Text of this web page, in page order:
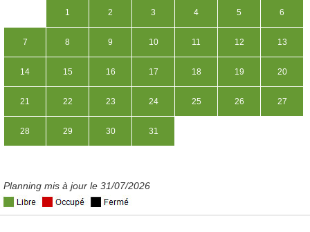
1 2 3 4 5 6
7 8 9 10 11 12 13
14 15 16 17 18 19 20
21 22 23 24 25 26 27
28 29 30 31
Planning mis à jour le 31/07/2026